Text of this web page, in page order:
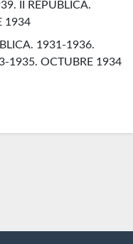
II REPÚBLICA.
1934
1931-1936.
1935. OCTUBRE 1934